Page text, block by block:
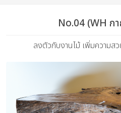
No.04 (WH ก
ลงตัวกับงานไม้ เพิ่มความส